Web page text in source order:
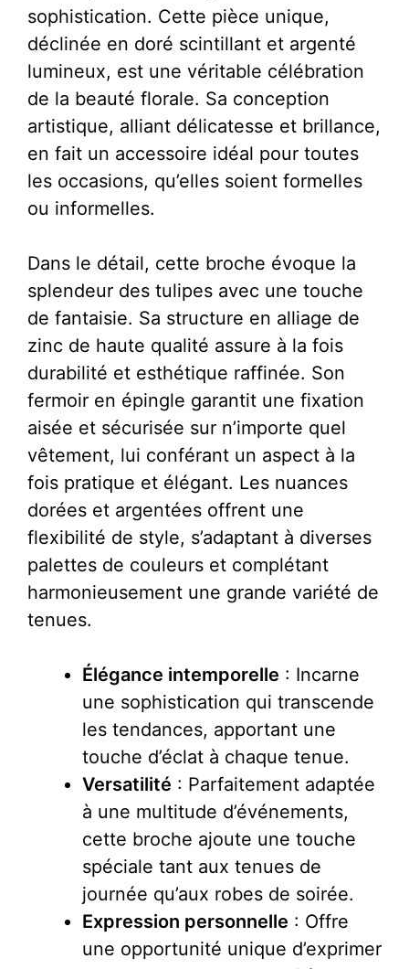
sophistication. Cette pièce unique,
déclinée en doré scintillant et argenté
lumineux, est une véritable célébration
de la beauté florale. Sa conception
artistique, alliant délicatesse et brillance,
en fait un accessoire idéal pour toutes
les occasions, qu’elles soient formelles
ou informelles.
Dans le détail, cette broche évoque la
splendeur des tulipes avec une touche
de fantaisie. Sa structure en alliage de
zinc de haute qualité assure à la fois
durabilité et esthétique raffinée. Son
fermoir en épingle garantit une fixation
aisée et sécurisée sur n’importe quel
vêtement, lui conférant un aspect à la
fois pratique et élégant. Les nuances
dorées et argentées offrent une
flexibilité de style, s’adaptant à diverses
palettes de couleurs et complétant
harmonieusement une grande variété de
tenues.
Élégance intemporelle : Incarne
une sophistication qui transcende
les tendances, apportant une
touche d’éclat à chaque tenue.
Versatilité : Parfaitement adaptée
à une multitude d’événements,
cette broche ajoute une touche
spéciale tant aux tenues de
journée qu’aux robes de soirée.
Expression personnelle : Offre
une opportunité unique d’exprimer